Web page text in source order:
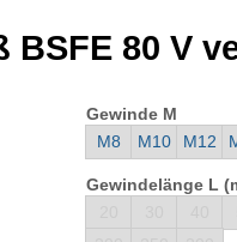
BSFE 80 V
Gewinde M
M8 M10 M12
Gewindelänge L